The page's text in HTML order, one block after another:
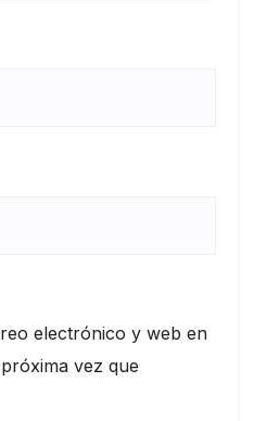
electrónico y web en
vez que